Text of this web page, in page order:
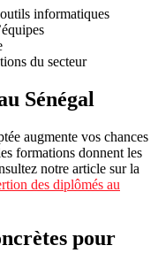
informatiques
du secteur
Sénégal
augmente vos chances
formations donnent les
notre article sur la
des diplômés au
pour